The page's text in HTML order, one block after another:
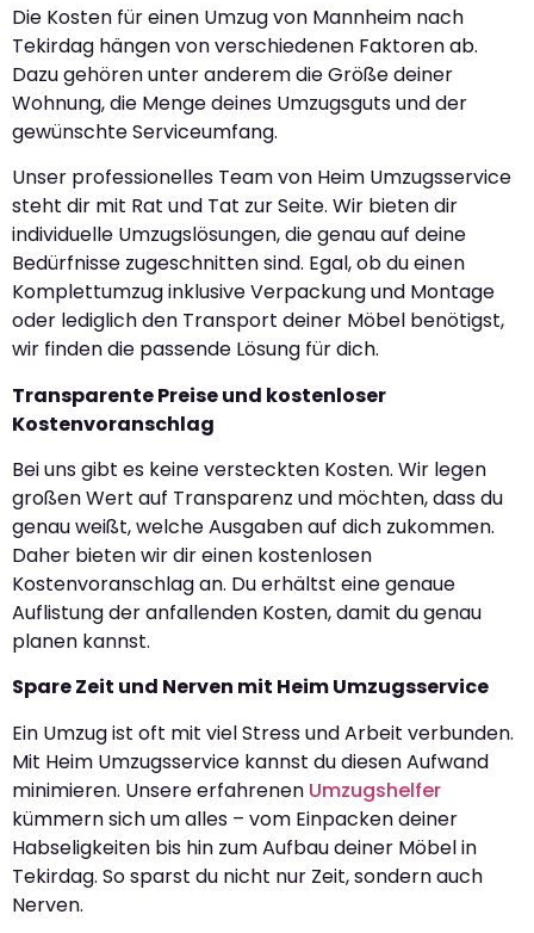
Die Kosten für einen Umzug von Mannheim nach
Tekirdag hängen von verschiedenen Faktoren ab.
Dazu gehören unter anderem die Größe deiner
Wohnung, die Menge deines Umzugsguts und der
gewünschte Serviceumfang.
Unser professionelles Team von Heim Umzugsservice
steht dir mit Rat und Tat zur Seite. Wir bieten dir
individuelle Umzugslösungen, die genau auf deine
Bedürfnisse zugeschnitten sind. Egal, ob du einen
Komplettumzug inklusive Verpackung und Montage
oder lediglich den Transport deiner Möbel benötigst,
wir finden die passende Lösung für dich.
Transparente Preise und kostenloser
Kostenvoranschlag
Bei uns gibt es keine versteckten Kosten. Wir legen
großen Wert auf Transparenz und möchten, dass du
genau weißt, welche Ausgaben auf dich zukommen.
Daher bieten wir dir einen kostenlosen
Kostenvoranschlag an. Du erhältst eine genaue
Auflistung der anfallenden Kosten, damit du genau
planen kannst.
Spare Zeit und Nerven mit Heim Umzugsservice
Ein Umzug ist oft mit viel Stress und Arbeit verbunden.
Mit Heim Umzugsservice kannst du diesen Aufwand
minimieren. Unsere erfahrenen Umzugshelfer
kümmern sich um alles – vom Einpacken deiner
Habseligkeiten bis hin zum Aufbau deiner Möbel in
Tekirdag. So sparst du nicht nur Zeit, sondern auch
Nerven.